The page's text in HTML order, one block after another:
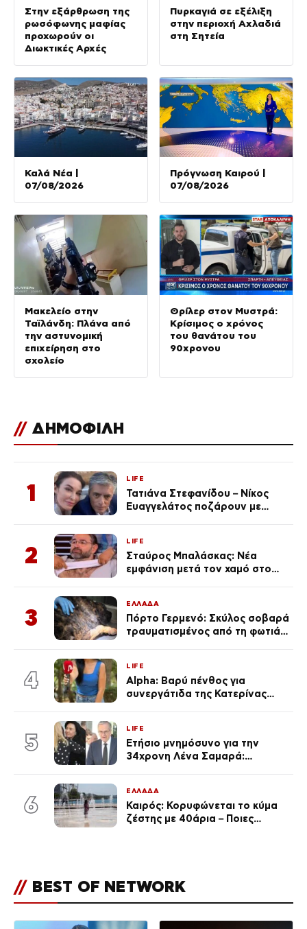
Στην εξάρθρωση της
ρωσόφωνης μαφίας
προχωρούν οι
Διωκτικές Αρχές
Πυρκαγιά σε εξέλιξη
στην περιοχή Αχλαδιά
στη Σητεία
Καλά Νέα |
07/08/2026
Πρόγνωση Καιρού |
07/08/2026
Μακελείο στην
Ταϊλάνδη: Πλάνα από
την αστυνομική
επιχείρηση στο
σχολείο
Θρίλερ στον Μυστρά:
Κρίσιμος ο χρόνος
του θανάτου του
90χρονου
// ΔΗΜΟΦΙΛΗ
1
LIFE
Τατιάνα Στεφανίδου – Νίκος
Ευαγγελάτος ποζάρουν με
2
LIFE
Σταύρος Μπαλάσκας: Νέα
εμφάνιση μετά τον χαμό στο
3
ΕΛΛΑΔΑ
Πόρτο Γερμενό: Σκύλος σοβαρά
τραυματισμένος από τη φωτιά
4
LIFE
Alpha: Βαρύ πένθος για
συνεργάτιδα της Κατερίνας
του Θεού»
5
LIFE
Ετήσιο μνημόσυνο για την
34χρονη Λένα Σαμαρά:
6
ΕΛΛΑΔΑ
Καιρός: Κορυφώνεται το κύμα
ζέστης με 40άρια – Ποιες
// BEST OF NETWORK